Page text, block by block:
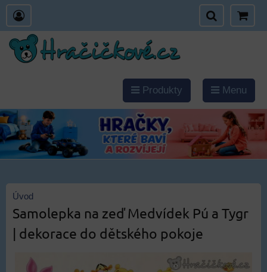
Produkty Menu
Úvod
Samolepka na zeď Medvídek Pú a Tygr
| dekorace do dětského pokoje